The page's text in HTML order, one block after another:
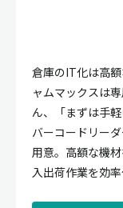
倉庫のIT化は高
ャムマックスは
ん、「まずは手
バーコードリー
用意。高額な機
入出荷作業を効率